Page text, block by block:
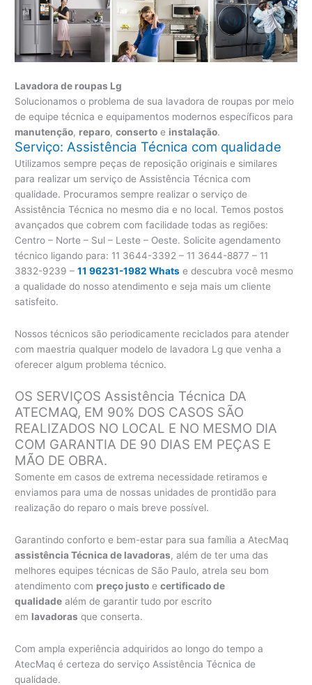
Lavadora de roupas Lg
Solucionamos o problema de sua lavadora de roupas por meio
de equipe técnica e equipamentos modernos específicos para
manutenção, reparo,conserto e instalação.
Serviço: Assistência Técnica com qualidade
Utilizamos sempre peças de reposição originais e similares
para realizar um serviço de Assistência Técnica com
qualidade. Procuramos sempre realizar o serviço de
Assistência Técnica no mesmo dia e no local. Temos postos
avançados que cobrem com facilidade todas as regiões:
Centro – Norte – Sul – Leste – Oeste. Solicite agendamento
técnico ligando para: 11 3644-3392 – 11 3644-8877 – 11
3832-9239 –11 96231-1982 Whats e descubra você mesmo
a qualidade do nosso atendimento e seja mais um cliente
satisfeito.
Nossos técnicos são periodicamente reciclados para atender
com maestria qualquer modelo de lavadora Lg que venha a
oferecer algum problema técnico.
OS SERVIÇOS Assistência Técnica DA
ATECMAQ, EM 90% DOS CASOS SÃO
REALIZADOS NO LOCAL E NO MESMO DIA
COM GARANTIA DE 90 DIAS EM PEÇAS E
MÃO DE OBRA.
Somente em casos de extrema necessidade retiramos e
enviamos para uma de nossas unidades de prontidão para
realização do reparo o mais breve possível.
Garantindo conforto e bem-estar para sua família a AtecMaq
assistência Técnica de lavadoras, além de ter uma das
melhores equipes técnicas de São Paulo, atrela seu bom
atendimento com preço justo ecertificado de
qualidade além de garantir tudo por escrito
em lavadoras que conserta.
Com ampla experiência adquiridos ao longo do tempo a
AtecMaq é certeza do serviço Assistência Técnica de
qualidade.